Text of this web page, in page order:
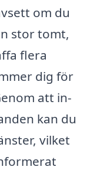
om du
stor tomt,
flera
dig för
att in­
kan du
vilket